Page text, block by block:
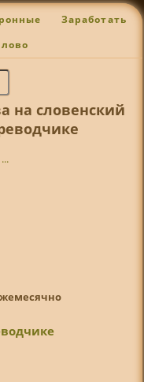
Заработать
на словенский